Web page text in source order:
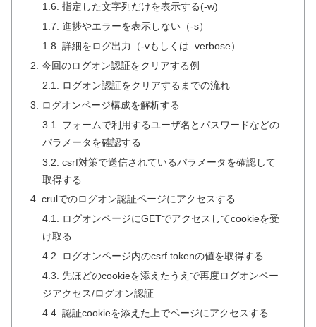
1.6. 指定した文字列だけを表示する(-w)
1.7. 進捗やエラーを表示しない（-s）
1.8. 詳細をログ出力（-vもしくは–verbose）
2. 今回のログオン認証をクリアする例
2.1. ログオン認証をクリアするまでの流れ
3. ログオンページ構成を解析する
3.1. フォームで利用するユーザ名とパスワードなどの
パラメータを確認する
3.2. csrf対策で送信されているパラメータを確認して
取得する
4. crulでのログオン認証ページにアクセスする
4.1. ログオンページにGETでアクセスしてcookieを受
け取る
4.2. ログオンページ内のcsrf tokenの値を取得する
4.3. 先ほどのcookieを添えたうえで再度ログオンペー
ジアクセス/ログオン認証
4.4. 認証cookieを添えた上でページにアクセスする